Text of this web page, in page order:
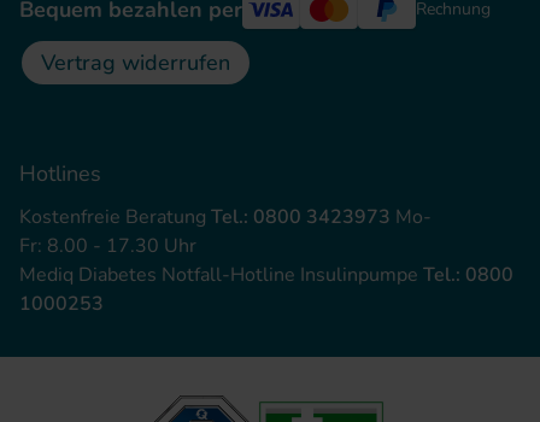
Bequem bezahlen per Rechnung
Vertrag widerrufen
Hotlines
Kostenfreie Beratung Tel.: 0800 3423973 Mo-
Fr: 8.00 - 17.30 Uhr
Mediq Diabetes Notfall-Hotline Insulinpumpe Tel.: 0800
1000253